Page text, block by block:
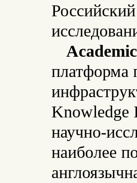
платформа
Knowledge
научно-
наиболее